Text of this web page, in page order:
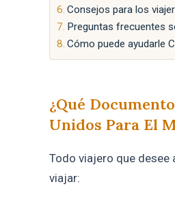
Consejos para los
Preguntas frecuentes
Cómo puede ayudarle
¿Qué
Unidos Para El
Todo viajero que
viajar: